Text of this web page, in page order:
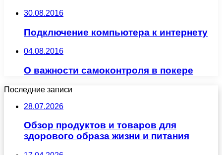
30.08.2016
Подключение компьютера к интернету
04.08.2016
О важности самоконтроля в покере
Последние записи
28.07.2026
Обзор продуктов и товаров для
здорового образа жизни и питания